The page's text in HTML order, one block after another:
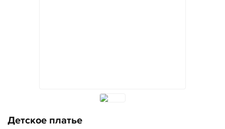
Детское платье